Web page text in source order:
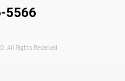
5566
All Rights Reserved